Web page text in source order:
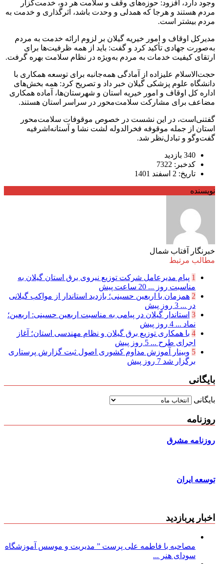
وجود دارد، افزود: حوزه‌های وقف و سلامت هر دو، خدمت‌گزار
مردم هستند و هرجا که همدلی و وحدت باشد، اثرگذاری و خدمت به
مردم بیشتر است.
مدیرکل اوقاف و امور خیریه گیلان بر لزوم ارائه خدمت به مردم
به‌صورت جهادی تأکید کرد و گفت: باید از همه ظرفیت‌ها برای
ارتقای کیفیت خدمات به مردم به‌ویژه در نظام سلامت بهره گرفت.
حجت‌الاسلام علیزاده از آمادگی همه‌جانبه برای توسعه همکاری با
دانشگاه علوم پزشکی گیلان خبر داد و تصریح کرد: همه بخش‌های
اداره کل اوقاف و امور خیریه استان و شهرستان‌ها، آماده همکاری
مضاعف برای مشارکت سلامت‌محور در سراسر استان هستند.
گفتنی‌است، در این نشست در خصوص موقوفات سلامت‌محور
استان از جمله موقوفه فخرالدوله لشت نشا و آستانه‌اشرفیه
گفت‌وگو و تبادل‌نظر شد.
340 بازدید
کدخبر: 7322
تاریخ: 2 اسفند 1401
نویسنده
خبرنگار آفتاب شمال
مطالب مرتبط
1 پیام مدیرعامل شركت توزیع نیروی برق استان گیلان به
مناسبت روز ... 20 ساعت پیش
2 همزمان با اربعین حسینی؛ بازدید استاندار از مواکب گیلانی
در ... 3 روز پیش
3 استاندار گیلان در پیامی به مناسبت اربعین حسینی: اربعین؛
نماد ... 4 روز پیش
4 با همکاری توزیع برق گیلان و نظام مهندسی استان؛ آغاز
اجرای طرح ... 5 روز پیش
5 وبینار آموزش مداوم کشوری اصول ثبت گزارش پرستاری
برگزار شد 7 روز پیش
بایگانی
بایگانی
روزنامه
روزنامه مشرق
توسعه ایران
اخبار پربازدید
مصاحبه با فاطمه علی پرست ” مدیریت و موسس آموزشگاه
سودای هنر ...